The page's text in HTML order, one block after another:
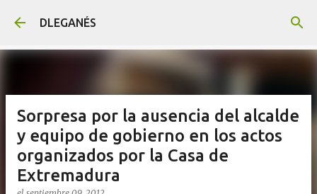
DLEGANÉS
Sorpresa por la ausencia del alcalde
y equipo de gobierno en los actos
organizados por la Casa de
Extremadura